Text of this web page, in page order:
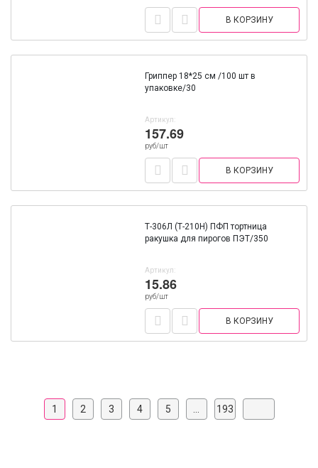
В КОРЗИНУ
Гриппер 18*25 см /100 шт в
упаковке/30
Артикул:
157.69
руб/шт
В КОРЗИНУ
Т-306Л (Т-210Н) ПФП тортница
ракушка для пирогов ПЭТ/350
Артикул:
15.86
руб/шт
В КОРЗИНУ
1 2 3 4 5 193